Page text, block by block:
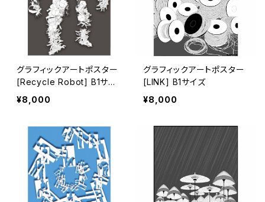
グラフィックアートポスター
[Recycle Robot] B1サイ
ズ
¥8,000
グラフィックアートポスター
[LINK] B1サイズ
¥8,000